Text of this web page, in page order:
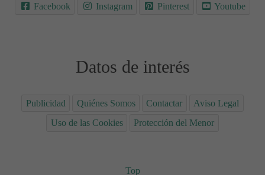
Facebook Instagram Pinterest Youtube
Datos de interés
Publicidad Quiénes Somos Contactar
Aviso Legal
Uso de las Cookies
Protección del Menor
Top